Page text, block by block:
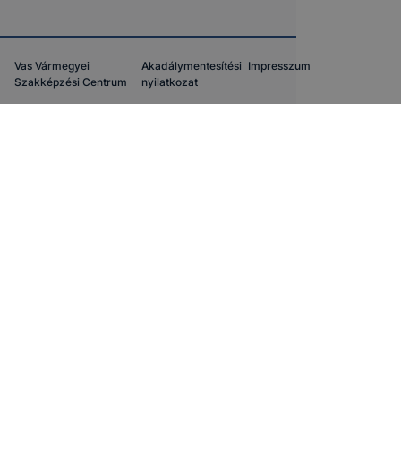
Vas Vármegyei
Szakképzési Centrum
Akadálymentesítési
nyilatkozat
Impresszum